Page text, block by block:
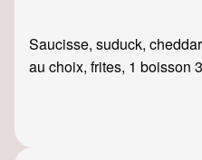
Saucisse, suduck,
au choix, frites, 1 boisson